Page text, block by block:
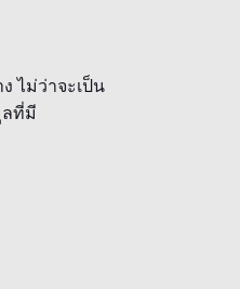
ไม่ว่าจะเป็น
ที่มี